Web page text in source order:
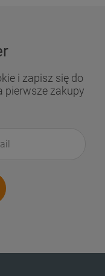
i zapisz się do
pierwsze zakupy